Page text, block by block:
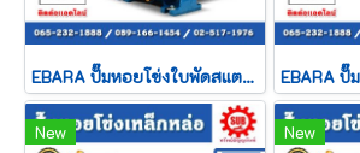
EBARA ปั๊มหอยโข่งใบพัดสแตนเลส รุ่น 3D-40-125/1.5 ไฟ 380V กำลัง 2 แรงม้า ท่อ 2.5x1.5" ปั๊มน้ำ ปั๊มหอยโข่ง ของดีราคาถูก ที่นี่เท่านั้น รับประกัน 1 ปี
New New